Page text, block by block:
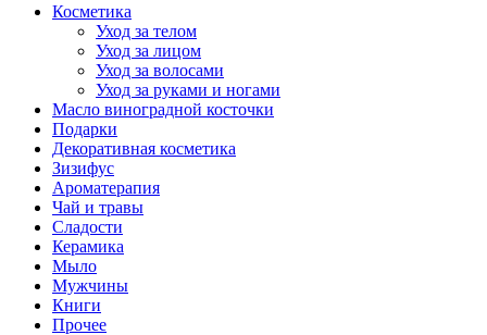
Косметика
Уход за телом
Уход за лицом
Уход за волосами
Уход за руками и ногами
Масло виноградной косточки
Подарки
Декоративная косметика
Зизифус
Ароматерапия
Чай и травы
Сладости
Керамика
Мыло
Мужчины
Книги
Прочее